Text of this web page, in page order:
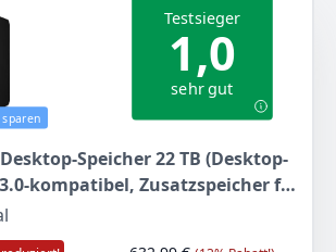
sparen
Testsieger
1,0
sehr gut
Speicher 22 TB (Desktop-
kompatibel, Zusatzspeicher für
und alle anderen Dateien,